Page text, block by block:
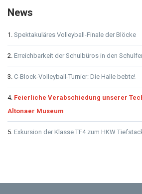
News
Spektakuläres Volleyball-Finale der Blöcke
Erreichbarkeit der Schulbüros in den
C-Block-Volleyball-Turnier: Die Halle bebte!
Feierliche Verabschiedung unserer
Altonaer Museum
Exkursion der Klasse TF4 zum HKW